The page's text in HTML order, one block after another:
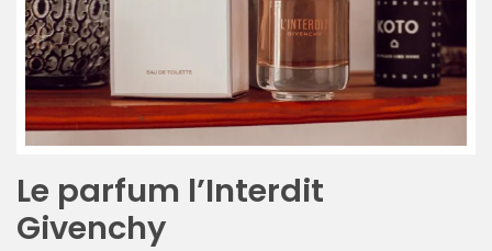
Le parfum l’Interdit
Givenchy